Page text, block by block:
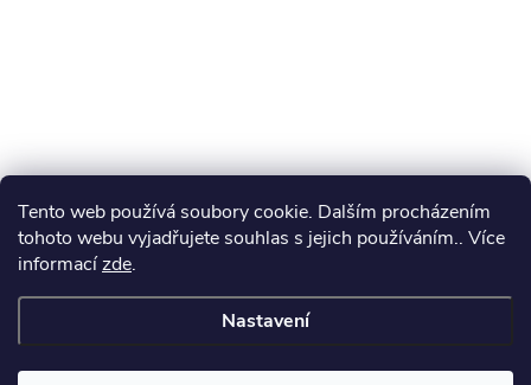
Tento web používá soubory cookie. Dalším procházením
tohoto webu vyjadřujete souhlas s jejich používáním.. Více
informacízde.
Nastavení